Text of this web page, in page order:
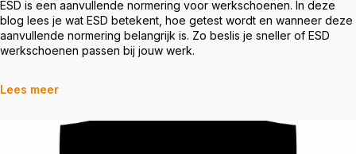
ESD is een aanvullende normering voor werkschoenen. In deze
blog lees je wat ESD betekent, hoe getest wordt en wanneer deze
aanvullende normering belangrijk is. Zo beslis je sneller of ESD
werkschoenen passen bij jouw werk.
Lees meer